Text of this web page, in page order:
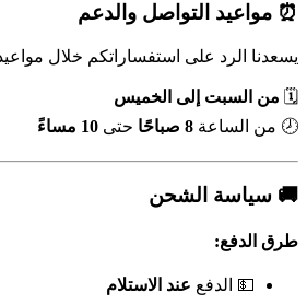
⏰ مواعيد التواصل والدعم
يسعدنا الرد على استفساراتكم خلال مواعيد
🗓️ من السبت إلى الخميس
🕗 من الساعة 8 صباحًا حتى 10 مساءً
🚚 سياسة الشحن
طرق الدفع:
💵 الدفع عند الاستلام